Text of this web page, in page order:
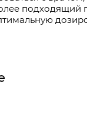
подходящий